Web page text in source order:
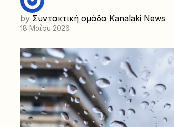
by Συντακτική ομάδα Kanalaki News
18 Μαΐου 2026